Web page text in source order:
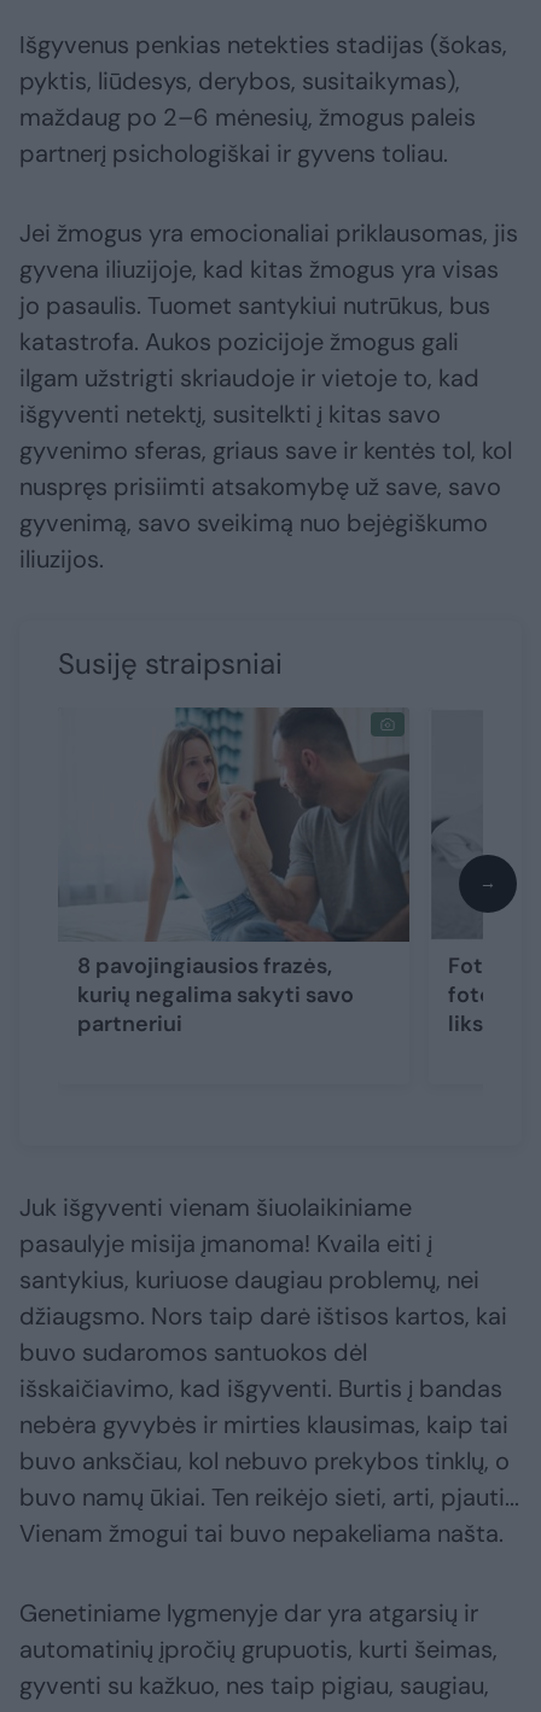
Išgyvenus penkias netekties stadijas (šokas,
pyktis, liūdesys, derybos, susitaikymas),
maždaug po 2–6 mėnesių, žmogus paleis
partnerį psichologiškai ir gyvens toliau.
Jei žmogus yra emocionaliai priklausomas, jis
gyvena iliuzijoje, kad kitas žmogus yra visas
jo pasaulis. Tuomet santykiui nutrūkus, bus
katastrofa. Aukos pozicijoje žmogus gali
ilgam užstrigti skriaudoje ir vietoje to, kad
išgyventi netektį, susitelkti į kitas savo
gyvenimo sferas, griaus save ir kentės tol, kol
nuspręs prisiimti atsakomybę už save, savo
gyvenimą, savo sveikimą nuo bejėgiškumo
iliuzijos.
Susiję straipsniai
8 pavojingiausios frazės,
kurių negalima sakyti savo
partneriui
liks
→
Juk išgyventi vienam šiuolaikiniame
pasaulyje misija įmanoma! Kvaila eiti į
santykius, kuriuose daugiau problemų, nei
džiaugsmo. Nors taip darė ištisos kartos, kai
buvo sudaromos santuokos dėl
išskaičiavimo, kad išgyventi. Burtis į bandas
nebėra gyvybės ir mirties klausimas, kaip tai
buvo anksčiau, kol nebuvo prekybos tinklų, o
buvo namų ūkiai. Ten reikėjo sieti, arti, pjauti...
Vienam žmogui tai buvo nepakeliama našta.
Genetiniame lygmenyje dar yra atgarsių ir
automatinių įpročių grupuotis, kurti šeimas,
gyventi su kažkuo, nes taip pigiau, saugiau,